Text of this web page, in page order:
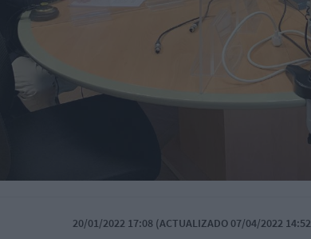
20/01/2022 17:08 (ACTUALIZADO 07/04/2022